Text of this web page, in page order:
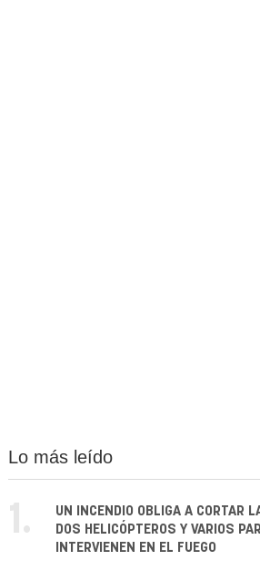
Lo más leído
1.
UN INCENDIO OBLIGA A CORTAR
DOS HELICÓPTEROS Y VARIOS
INTERVIENEN EN EL FUEGO